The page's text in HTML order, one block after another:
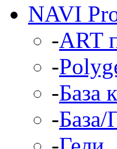
NAVI
-ART
-
-База
-